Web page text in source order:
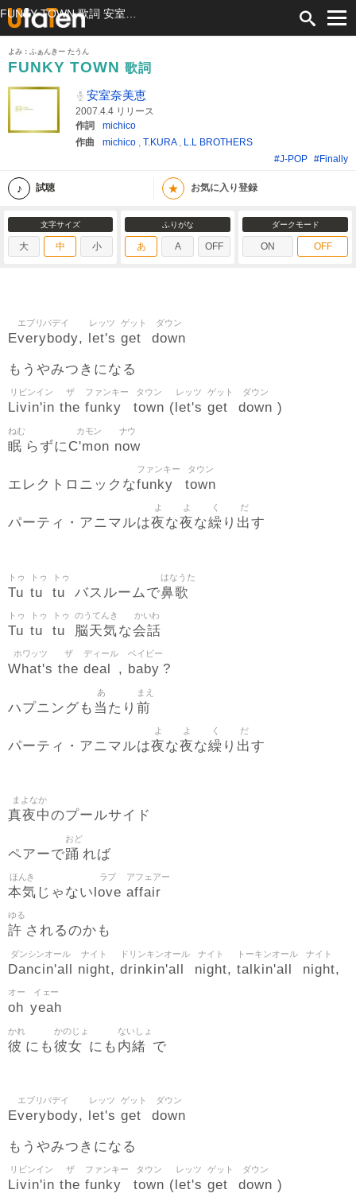
よみ：ふぁんきー たうん
FUNKY TOWN 歌詞
安室奈美恵
2007.4.4 リリース
作詞
michico
作曲
michico , T.KURA , L.L BROTHERS
#J-POP #Finally
試聴 ★ お気に入り登録
文字サイズ
大 中 小
ふりがな
あ A OFF
ダークモード
ON OFF
Everybody
エブリバデイ
, let's
レッツ
get
ゲット
down
ダウン
もうやみつきになる
Livin'in
リビンイン
the
ザ
funky
ファンキー
town
タウン
( let's
レッツ
get
ゲット
down
ダウン
)
眠
ねむ
らずにC'mon
カモン
now
ナウ
エレクトロニックなfunky
ファンキー
town
タウン
パーティ・アニマルは夜
よ
な夜
よ
な繰
く
り 出
だ
す
Tu
トゥ
tu
トゥ
tu
トゥ
バスルームで鼻歌
はなうた
Tu
トゥ
tu
トゥ
tu
トゥ
脳天気
のうてんき
な会話
かいわ
What's
ホワッツ
the
ザ
deal
ディール
, baby
ベイビー
?
ハプニングも 当
あ
たり 前
まえ
パーティ・アニマルは夜
よ
な夜
よ
な繰
く
り 出
だ
す
真夜中
まよなか
のプールサイド
ペアーで踊
おど
れば
本気
ほんき
じゃないlove
ラブ
affair
アフェアー
許
ゆる
されるのかも
Dancin'all
ダンシンオール
night
ナイト
, drinkin'all
ドリンキンオール
night
ナイト
, talkin'all
トーキンオール
night
ナイト
,
oh
オー
yeah
イェー
彼
かれ
にも彼女
かのじょ
にも 内緒
ないしょ
で
Everybody
エブリバデイ
, let's
レッツ
get
ゲット
down
ダウン
もうやみつきになる
Livin'in
リビンイン
the
ザ
funky
ファンキー
town
タウン
( let's
レッツ
get
ゲット
down
ダウン
)